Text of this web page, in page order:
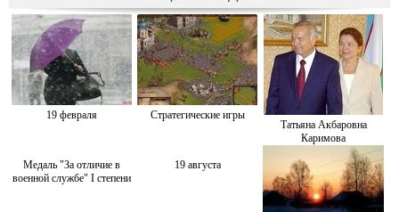
19 февраля Стратегические игры
Татьяна Акбаровна
Каримова
Медаль "За отличие в
военной службе" I степени
19 августа